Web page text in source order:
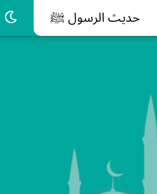
حديث الرسول ﷺ